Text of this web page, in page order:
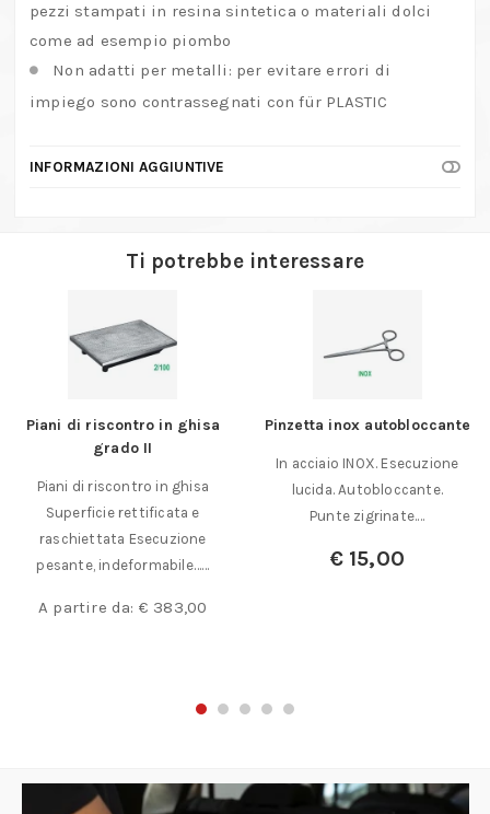
pezzi stampati in resina sintetica o materiali dolci
come ad esempio piombo
Non adatti per metalli: per evitare errori di
impiego sono contrassegnati con für PLASTIC
INFORMAZIONI AGGIUNTIVE
Ti potrebbe interessare
Piani di riscontro in ghisa
grado II
Piani di riscontro in ghisa
Superficie rettificata e
raschiettata Esecuzione
pesante, indeformabile……
A partire da: € 383,00
Pinzetta inox autobloccante
In acciaio INOX. Esecuzione
lucida. Autobloccante.
Punte zigrinate.…
€15,00